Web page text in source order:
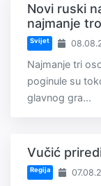
Novi ruski
najmanje
Svijet
Najmanje tri
poginule su
glavnog gra...
Vučić
Regija